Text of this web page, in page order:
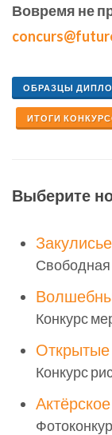
Вовремя не
ОБРАЗЦЫ
ИТОГИ
Выберите
Закулисье
Конкурс
Открытые
Конкурс